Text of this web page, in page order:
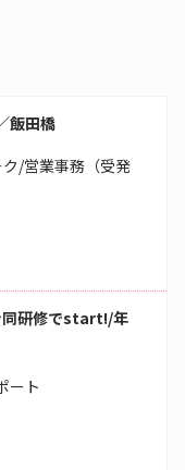
飯田橋
/営業事務（受発
同研修でstart!/年
ート